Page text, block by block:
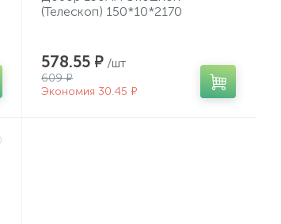
(Телескоп) 150*10*2170
578.55 ₽ /шт
609 ₽
Экономия 30.45 ₽